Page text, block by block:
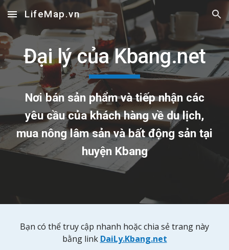
Skip to main content Skip to navigation
LifeMap.vn
Đại lý của Kbang.net
Nơi bán sản phẩm và tiếp nhận các
yêu cầu của khách hàng về du lịch,
mua nông lâm sản và bất động sản tại
huyện Kbang
Bạn có thể truy cập nhanh hoặc chia sẻ trang này
bằng link DaiLy.Kbang.net